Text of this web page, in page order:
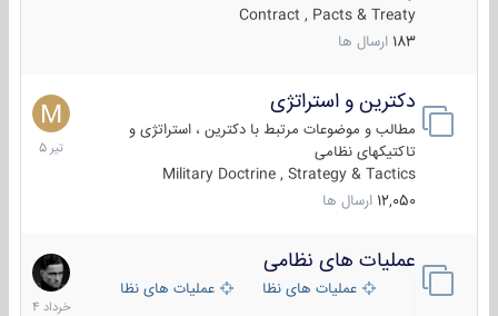
Contract , Pacts & Treaty
183 ارسال ها
دکترین و استراتژی
مطالب و موضوعات مرتبط با دکترین ، استراتژی و
تاکتیکهای نظامی
Military Doctrine , Strategy & Tactics
12,050 ارسال ها
27
تیر
1405
عملیات های نظامی
عملیات های نظامی ایرانعملیات های نظامی خارجی
5
خرداد
1404